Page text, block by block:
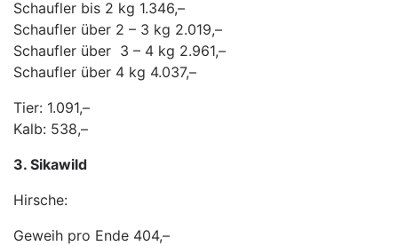
Schaufler bis 2 kg 1.346,–
Schaufler über 2 – 3 kg 2.019,–
Schaufler über 3 – 4 kg 2.961,–
Schaufler über 4 kg 4.037,–
Tier: 1.091,–
Kalb: 538,–
3. Sikawild
Hirsche:
Geweih pro Ende 404,–